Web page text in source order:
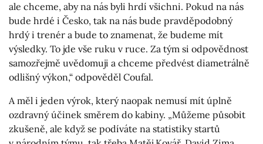
ale chceme, aby na nás byli hrdí všichni. Pokud na nás
bude hrdé i Česko, tak na nás bude pravděpodobný
hrdý i trenér a bude to znamenat, že budeme mít
výsledky. To jde vše ruku v ruce. Za tým si odpovědnost
samozřejmě uvědomuji a chceme předvést diametrálně
odlišný výkon,“ odpověděl Coufal.
A měl i jeden výrok, který naopak nemusí mít úplně
ozdravný účinek směrem do kabiny. „Můžeme působit
zkušeně, ale když se podíváte na statistiky startů